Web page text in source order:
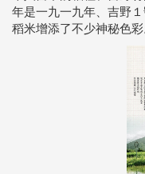
年是一九一九年、吉野
稻米增添了不少神秘色